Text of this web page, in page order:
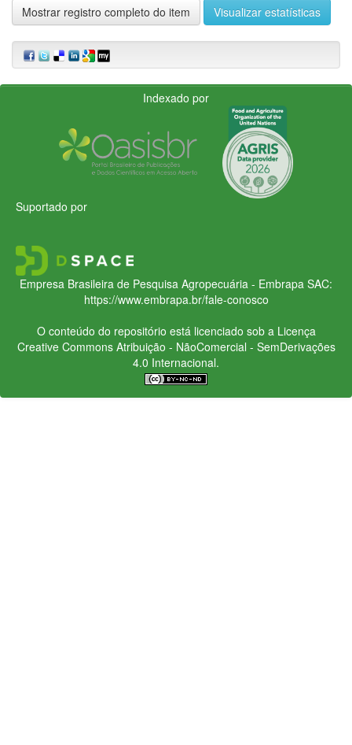
Mostrar registro completo do item Visualizar estatísticas
Indexado por
Suportado por
Empresa Brasileira de Pesquisa Agropecuária - Embrapa SAC:
https://www.embrapa.br/fale-conosco
O conteúdo do repositório está licenciado sob a Licença
Creative CommonsAtribuição - NãoComercial - SemDerivações
4.0 Internacional.